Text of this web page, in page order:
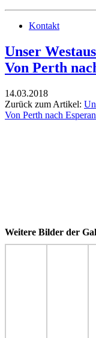
Kontakt
Unser
Von Perth
14.03.2018
Zurück zum Artikel:
Von Perth nach
Weitere Bilder der